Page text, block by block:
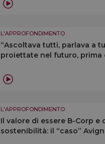
L'APPROFONDIMENTO
“Ascoltava tutti, parlava a
proiettate nel futuro, prima
L'APPROFONDIMENTO
Il valore di essere B-Corp
sostenibilità: il “caso”